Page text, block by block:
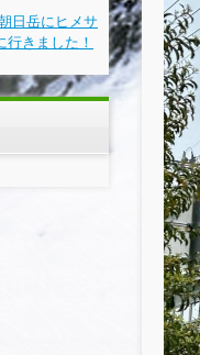
日岳にヒメサ
行きました！